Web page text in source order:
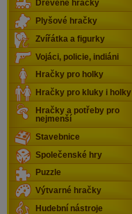
Dřevěné hračky
Plyšové hračky
Zvířátka a figurky
Vojáci, policie, indiáni
Hračky pro holky
Hračky pro kluky i holky
Hračky a potřeby pro
nejmenší
Stavebnice
Společenské hry
Puzzle
Výtvarné hračky
Hudební nástroje